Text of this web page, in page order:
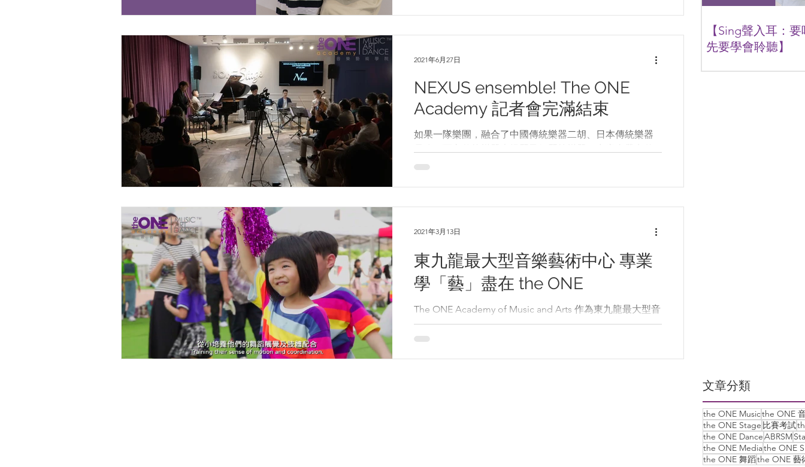
NEXUS ensemble! The ONE
Academy 記者會完滿結束
如果一隊樂團，融合了中國傳統樂器二胡、日本傳統樂器
尺八、西方傳統樂器大提琴及鋼琴等樂器，究竟會帶出什
麼與眾不同的音樂呢？ 香港著名音樂監製鄭汝森
ensemble！...
2021年6月27日
東九龍最大型音樂藝術中心 專業
學「藝」盡在 the ONE
The ONE Academy of Music and Arts 作為東九龍最大型音
樂藝術學院，鄰近將軍澳Donki 及將軍澳地鐵站 ，除了有
專業校內設施外，我們更匯聚了本地藝術教育精英，包
2021年3月13日
【Sing聲入耳：
先要學會聆聽】
文章分類
the ONE Musicthe ONE
the ONE Stage 比賽考試
the ONE DanceABRSM
the ONE Mediathe ONE
the ONE 舞蹈the ONE 藝